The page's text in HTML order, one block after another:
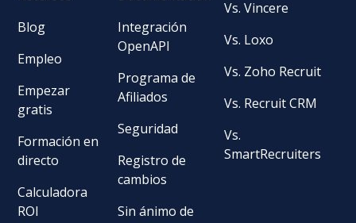
Blog
Empleo
Empezar
gratis
Formación en
directo
Calculadora
ROI
Integración
OpenAPI
Programa de
Afiliados
Seguridad
Registro de
cambios
Sin ánimo de
Vs. Vincere
Vs. Loxo
Vs. Zoho Recruit
Vs. Recruit CRM
Vs.
SmartRecruiters